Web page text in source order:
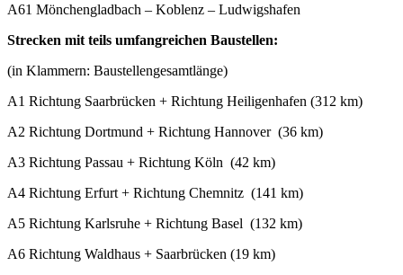
A61 Mönchengladbach – Koblenz – Ludwigshafen
Strecken mit teils umfangreichen Baustellen:
(in Klammern: Baustellengesamtlänge)
A1 Richtung Saarbrücken + Richtung Heiligenhafen (312 km)
A2 Richtung Dortmund + Richtung Hannover (36 km)
A3 Richtung Passau + Richtung Köln (42 km)
A4 Richtung Erfurt + Richtung Chemnitz (141 km)
A5 Richtung Karlsruhe + Richtung Basel (132 km)
A6 Richtung Waldhaus + Saarbrücken (19 km)